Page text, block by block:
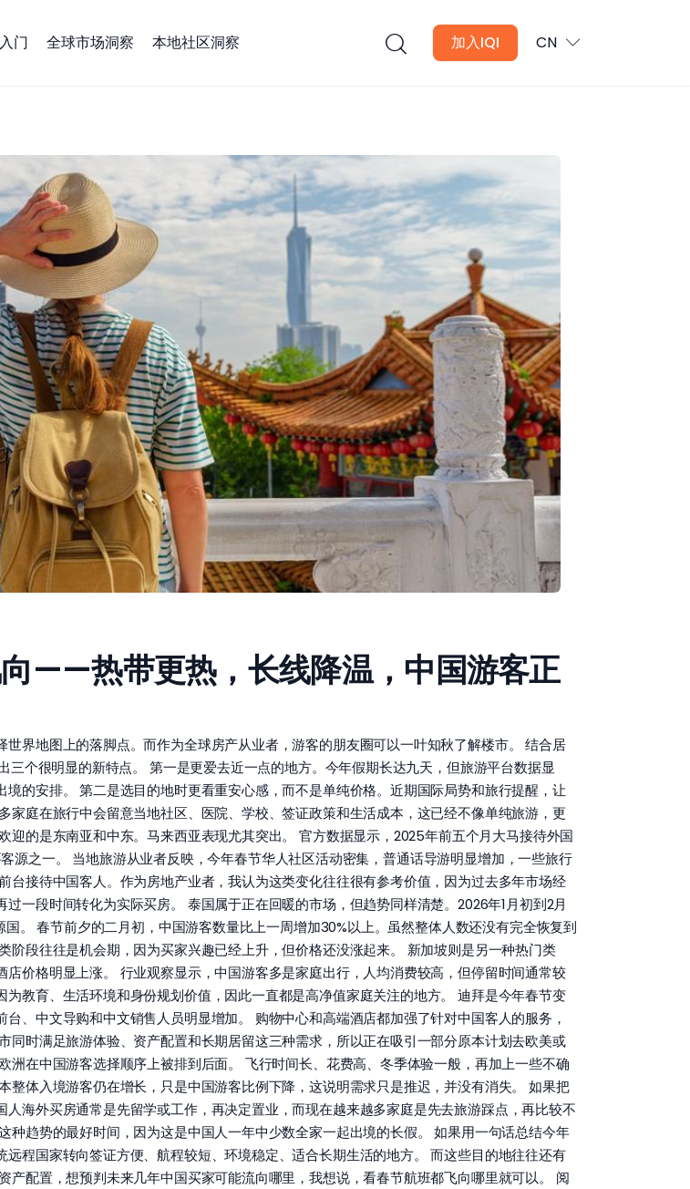
门 全球市场洞察 本地社区洞察 加入IQI CN
——热带更热，长线降温，中国游客正
界地图上的落脚点。而作为全球房产从业者，游客的朋友圈可以一叶知秋了解楼市。 结合居
个很明显的新特点。 第一是更爱去近一点的地方。今年假期长达九天，但旅游平台数据显
的安排。 第二是选目的地时更看重安心感，而不是单纯价格。近期国际局势和旅行提醒，让
庭在旅行中会留意当地社区、医院、学校、签证政策和生活成本，这已经不像单纯旅游，更
的是东南亚和中东。马来西亚表现尤其突出。 官方数据显示，2025年前五个月大马接待外国
源之一。 当地旅游从业者反映，今年春节华人社区活动密集，普通话导游明显增加，一些旅行
接待中国客人。作为房地产业者，我认为这类变化往往很有参考价值，因为过去多年市场经
一段时间转化为实际买房。 泰国属于正在回暖的市场，但趋势同样清楚。2026年1月初到2月
。 春节前夕的二月初，中国游客数量比上一周增加30%以上。虽然整体人数还没有完全恢复到
段往往是机会期，因为买家兴趣已经上升，但价格还没涨起来。 新加坡则是另一种热门类
价格明显上涨。 行业观察显示，中国游客多是家庭出行，人均消费较高，但停留时间通常较
教育、生活环境和身份规划价值，因此一直都是高净值家庭关注的地方。 迪拜是今年春节变
、中文导购和中文销售人员明显增加。 购物中心和高端酒店都加强了针对中国客人的服务，
时满足旅游体验、资产配置和长期居留这三种需求，所以正在吸引一部分原本计划去欧美或
在中国游客选择顺序上被排到后面。 飞行时间长、花费高、冬季体验一般，再加上一些不确
体入境游客仍在增长，只是中国游客比例下降，这说明需求只是推迟，并没有消失。 如果把
海外买房通常是先留学或工作，再决定置业，而现在越来越多家庭是先去旅游踩点，再比较不
趋势的最好时间，因为这是中国人一年中少数全家一起出境的长假。 如果用一句话总结今年
程国家转向签证方便、航程较短、环境稳定、适合长期生活的地方。 而这些目的地往往还有
配置，想预判未来几年中国买家可能流向哪里，我想说，看春节航班都飞向哪里就可以。 阅